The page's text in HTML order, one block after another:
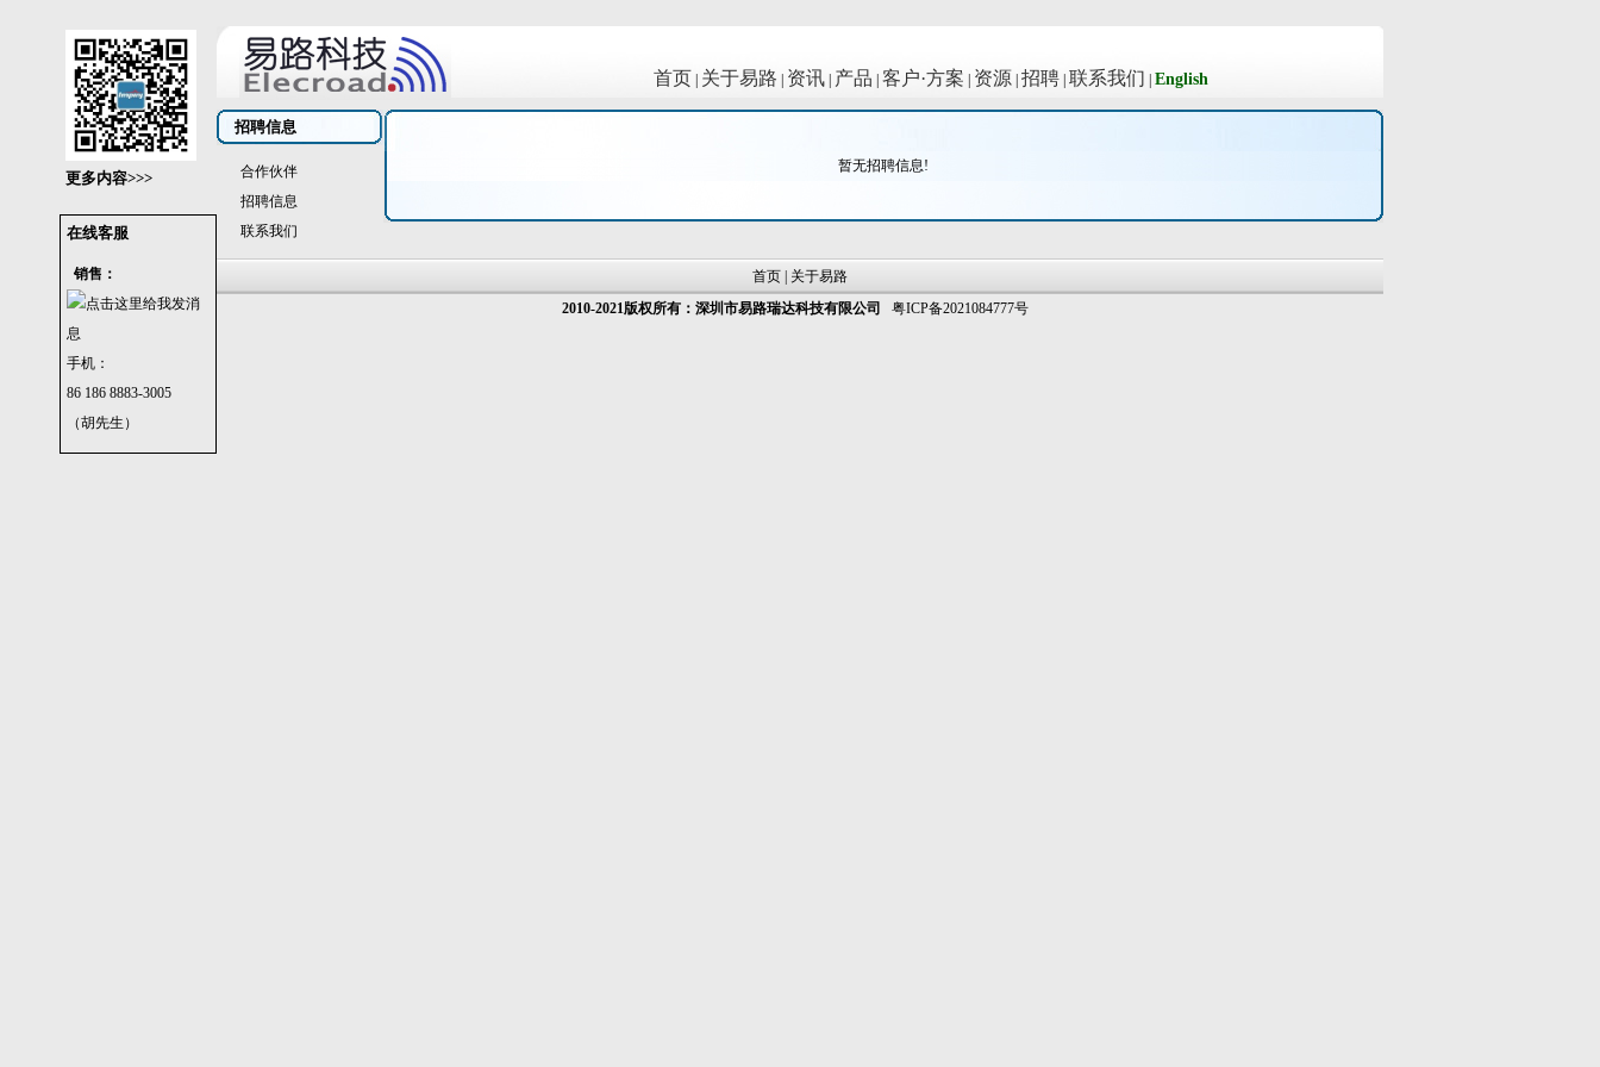
更多内容>>>
在线客服
销售：
手机：
86 186 8883-3005
（胡先生）
首页 关于易路 资讯 产品 客户·方案 资源 招聘 联系我们 English
招聘信息
合作伙伴
招聘信息
联系我们
暂无招聘信息!
首页
关于易路
2010-2021版权所有：深圳市易路瑞达科技有限公司
粤ICP备2021084777号